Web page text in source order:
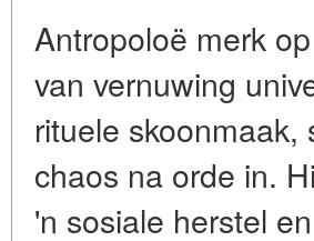
Antropoloë merk
van vernuwing
rituele
chaos na orde in.
'n sosiale herstel